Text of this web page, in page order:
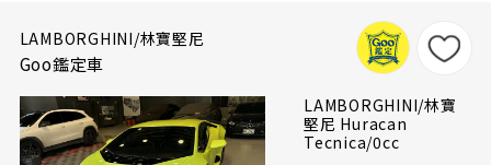
LAMBORGHINI/林寶堅尼
Goo鑑定車
LAMBORGHINI/林寶
堅尼 Huracan
Tecnica/0cc